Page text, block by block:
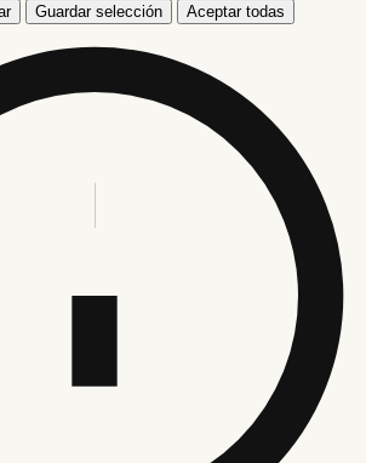
Guardar selección Aceptar todas